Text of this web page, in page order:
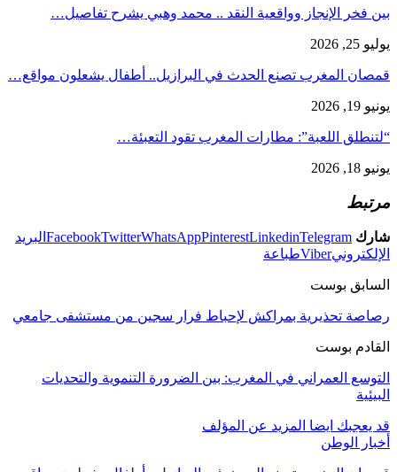
بين فخر الإنجاز وواقعية النقد .. محمد وهبي يشرح تفاصيل…
يوليو 25, 2026
قمصان المغرب تصنع الحدث في البرازيل.. أطفال يشعلون مواقع…
يونيو 19, 2026
“لتنطلق اللعبة”: مطارات المغرب تقود التعبئة…
يونيو 18, 2026
مرتبط
شارك FacebookTwitterWhatsAppPinterestLinkedinTelegram
البريد
الإلكترونيViberطباعة
السابق بوست
رصاصة تحذيرية بمراكش لإحباط فرار سجين من مستشفى جامعي
القادم بوست
التوسع العمراني في المغرب: بين الضرورة التنموية والتحديات
البيئية
قد يعجبك ايضا المزيد عن المؤلف
أخبار الوطن